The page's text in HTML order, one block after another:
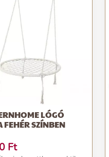
LÓGÓ
FEHÉR SZÍNBEN
Ft